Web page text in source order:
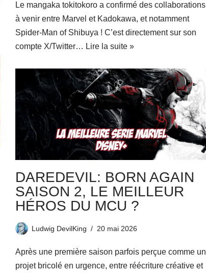
Le mangaka tokitokoro a confirmé des collaborations
à venir entre Marvel et Kadokawa, et notamment
Spider-Man of Shibuya ! C’est directement sur son
compte X/Twitter… Lire la suite »
DAREDEVIL: BORN AGAIN
SAISON 2, LE MEILLEUR
HÉROS DU MCU ?
Ludwig DevilKing 20 mai 2026
Après une première saison parfois perçue comme un
projet bricolé en urgence, entre réécriture créative et